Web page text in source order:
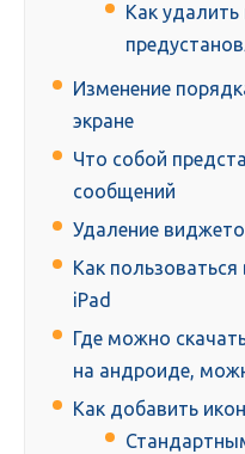
Как
Изменение
экране
Что собой
сообщений
Удаление
Как
iPad
Где можно
на андроиде,
Как добавить